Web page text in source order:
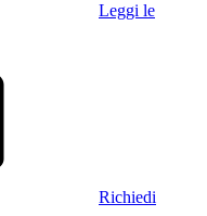
Leggi le
Richiedi